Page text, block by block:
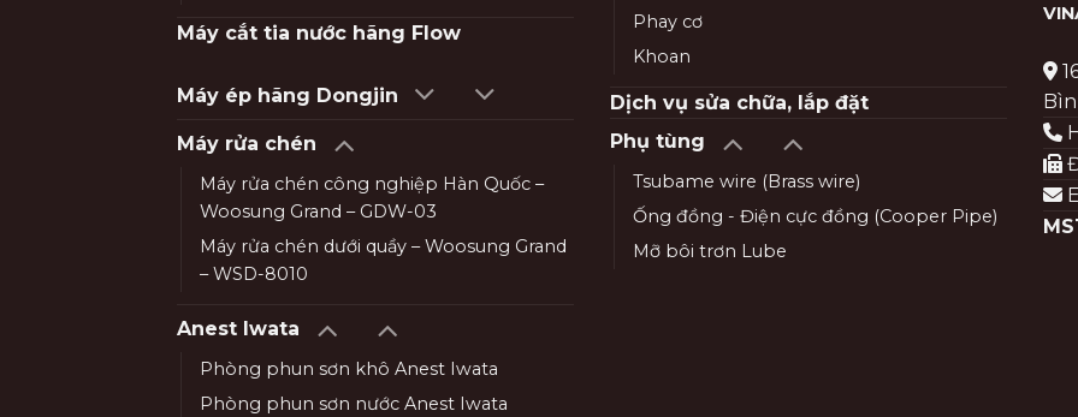
Máy cắt tia nước hãng Flow
Máy ép hãng Dongjin
Máy rửa chén
Máy rửa chén công nghiệp Hàn Quốc –
Woosung Grand – GDW-03
Máy rửa chén dưới quầy – Woosung Grand
– WSD-8010
Anest Iwata
Phòng phun sơn khô Anest Iwata
Phòng phun sơn nước Anest Iwata
Phay cơ
Khoan
Dịch vụ sửa chữa, lắp đặt
Phụ tùng
Tsubame wire (Brass wire)
Ống đồng - Điện cực đồng (Cooper Pipe)
Mỡ bôi trơn Lube